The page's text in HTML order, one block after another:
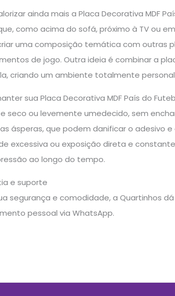
ainda mais a Placa Decorativa MDF
como acima do sofá, próximo à TV ou
uma composição temática com outras
de jogo. Outra ideia é combinar a
criando um ambiente totalmente
sua Placa Decorativa MDF País do
seco ou levemente umedecido, sem
ásperas, que podem danificar o adesivo
excessiva ou exposição direta e
ao longo do tempo.
e suporte
segurança e comodidade, a Quartinhos
pessoal via WhatsApp.